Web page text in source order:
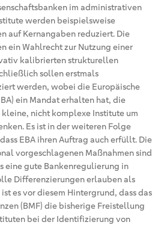
im administrativen
werden beispielsweise
auf Kernangaben reduziert. Die
ein Wahlrecht zur Nutzung einer
kalibrierten strukturellen
sollen erstmals
werden, wobei die Europäische
ein Mandat erhalten hat, die
nicht komplexe Institute um
Es ist in der weiteren Folge
EBA ihren Auftrag auch erfüllt. Die
vorgeschlagenen Maßnahmen sind
eine gute Bankenregulierung in
Differenzierungen erlauben als
es vor diesem Hintergrund, dass das
(BMF) die bisherige Freistellung
bei der Identifizierung von